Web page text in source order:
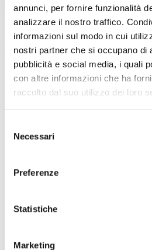
annunci, per fornire funzionalità
analizzare il nostro traffico.
informazioni sul modo in cui
nostri partner che si occupano di
pubblicità e social media, i quali
con altre informazioni che ha
raccolto dal suo utilizzo dei loro
delNecessari
Preferenze
Statistiche
Marketing
per:
Edera Parmeggiani